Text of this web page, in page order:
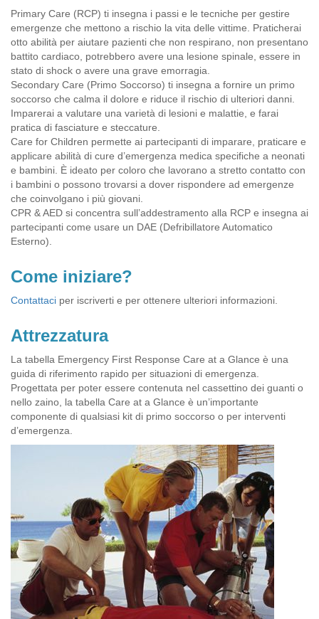
Primary Care (RCP) ti insegna i passi e le tecniche per gestire
emergenze che mettono a rischio la vita delle vittime. Praticherai
otto abilità per aiutare pazienti che non respirano, non presentano
battito cardiaco, potrebbero avere una lesione spinale, essere in
stato di shock o avere una grave emorragia.
Secondary Care (Primo Soccorso) ti insegna a fornire un primo
soccorso che calma il dolore e riduce il rischio di ulteriori danni.
Imparerai a valutare una varietà di lesioni e malattie, e farai
pratica di fasciature e steccature.
Care for Children permette ai partecipanti di imparare, praticare e
applicare abilità di cure d’emergenza medica specifiche a neonati
e bambini. È ideato per coloro che lavorano a stretto contatto con
i bambini o possono trovarsi a dover rispondere ad emergenze
che coinvolgano i più giovani.
CPR & AED si concentra sull’addestramento alla RCP e insegna ai
partecipanti come usare un DAE (Defribillatore Automatico
Esterno).
Come iniziare?
Contattaci per iscriverti e per ottenere ulteriori informazioni.
Attrezzatura
La tabella Emergency First Response Care at a Glance è una
guida di riferimento rapido per situazioni di emergenza.
Progettata per poter essere contenuta nel cassettino dei guanti o
nello zaino, la tabella Care at a Glance è un’importante
componente di qualsiasi kit di primo soccorso o per interventi
d’emergenza.